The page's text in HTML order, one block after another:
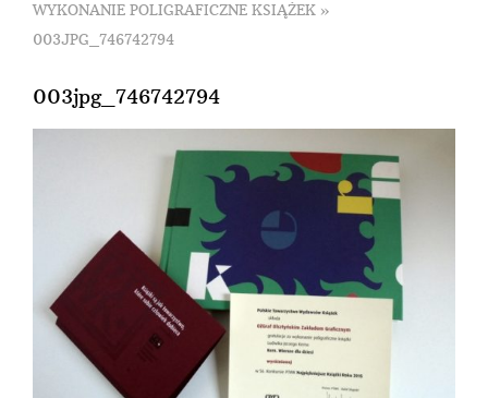
WYKONANIE POLIGRAFICZNE KSIĄŻEK »
003JPG_746742794
003jpg_746742794